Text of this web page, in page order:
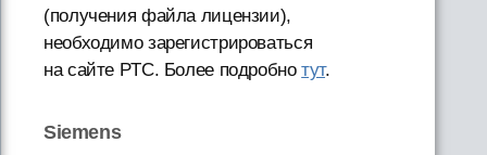
(получения файла лицензии),
необходимо зарегистрироваться
на сайте PTC. Более подробнотут.
Siemens